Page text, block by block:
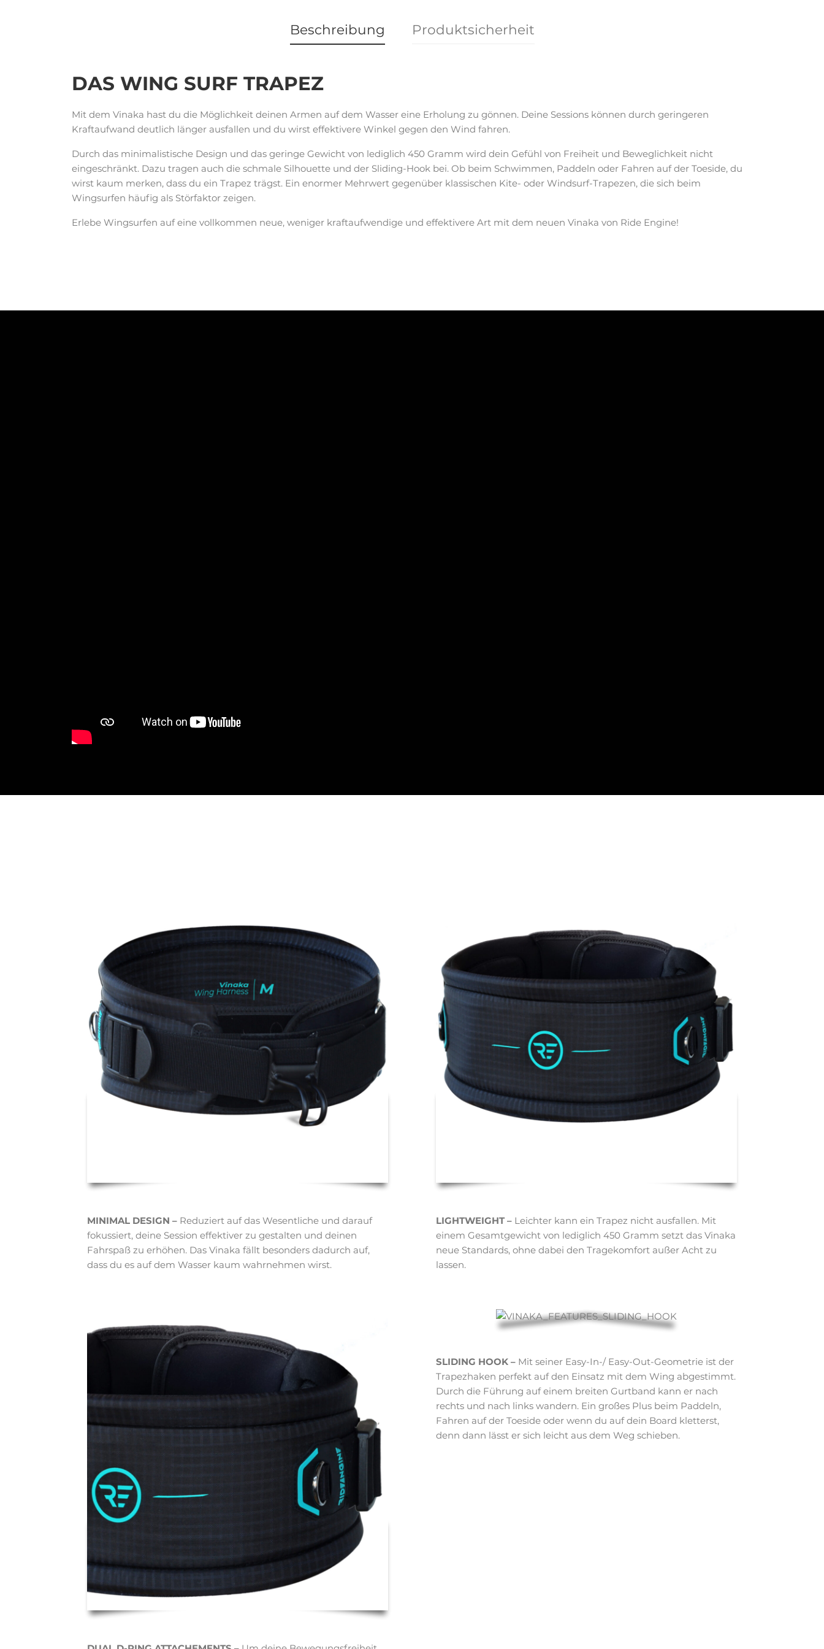
Beschreibung Produktsicherheit
DAS WING SURF TRAPEZ
Mit dem Vinaka hast du die Möglichkeit deinen Armen auf dem Wasser eine Erholung zu gönnen. Deine Sessions können durch geringeren
Kraftaufwand deutlich länger ausfallen und du wirst effektivere Winkel gegen den Wind fahren.
Durch das minimalistische Design und das geringe Gewicht von lediglich 450 Gramm wird dein Gefühl von Freiheit und Beweglichkeit nicht
eingeschränkt. Dazu tragen auch die schmale Silhouette und der Sliding-Hook bei. Ob beim Schwimmen, Paddeln oder Fahren auf der Toeside, du
wirst kaum merken, dass du ein Trapez trägst. Ein enormer Mehrwert gegenüber klassischen Kite- oder Windsurf-Trapezen, die sich beim
Wingsurfen häufig als Störfaktor zeigen.
Erlebe Wingsurfen auf eine vollkommen neue, weniger kraftaufwendige und effektivere Art mit dem neuen Vinaka von Ride Engine!
MINIMAL DESIGN – Reduziert auf das Wesentliche und darauf
fokussiert, deine Session effektiver zu gestalten und deinen
Fahrspaß zu erhöhen. Das Vinaka fällt besonders dadurch auf,
dass du es auf dem Wasser kaum wahrnehmen wirst.
LIGHTWEIGHT –Leichter kann ein Trapez nicht ausfallen. Mit
einem Gesamtgewicht von lediglich 450 Gramm setzt das Vinaka
neue Standards, ohne dabei den Tragekomfort außer Acht zu
lassen.
SLIDING HOOK –Mit seiner Easy-In-/ Easy-Out-Geometrie ist der
Trapezhaken perfekt auf den Einsatz mit dem Wing abgestimmt.
Durch die Führung auf einem breiten Gurtband kann er nach
rechts und nach links wandern. Ein großes Plus beim Paddeln,
Fahren auf der Toeside oder wenn du auf dein Board kletterst,
denn dann lässt er sich leicht aus dem Weg schieben.